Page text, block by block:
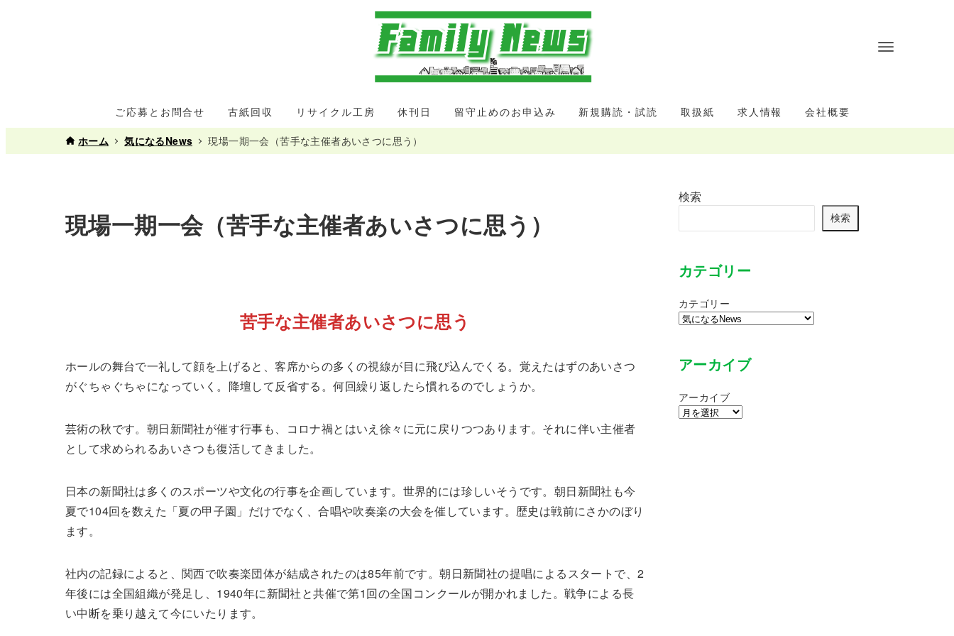
ご応募とお問合せ 古紙回収 リサイクル工房 休刊日 留守止めのお申込み 新規購読・試読 取扱紙 求人情報 会社概要
ホーム 気になるNews 現場一期一会（苦手な主催者あいさつに思う）
現場一期一会（苦手な主催者あいさつに思う）
苦手な主催者あいさつに思う
ホールの舞台で一礼して顔を上げると、客席からの多くの視線が目に飛び込んでくる。覚えたはずのあいさつ
がぐちゃぐちゃになっていく。降壇して反省する。何回繰り返したら慣れるのでしょうか。
芸術の秋です。朝日新聞社が催す行事も、コロナ禍とはいえ徐々に元に戻りつつあります。それに伴い主催者
として求められるあいさつも復活してきました。
日本の新聞社は多くのスポーツや文化の行事を企画しています。世界的には珍しいそうです。朝日新聞社も今
夏で104回を数えた「夏の甲子園」だけでなく、合唱や吹奏楽の大会を催しています。歴史は戦前にさかのぼり
ます。
社内の記録によると、関西で吹奏楽団体が結成されたのは85年前です。朝日新聞社の提唱によるスタートで、2
年後には全国組織が発足し、1940年に新聞社と共催で第1回の全国コンクールが開かれました。戦争による長
い中断を乗り越えて今にいたります。
検索
検索
カテゴリー
カテゴリー
アーカイブ
アーカイブ